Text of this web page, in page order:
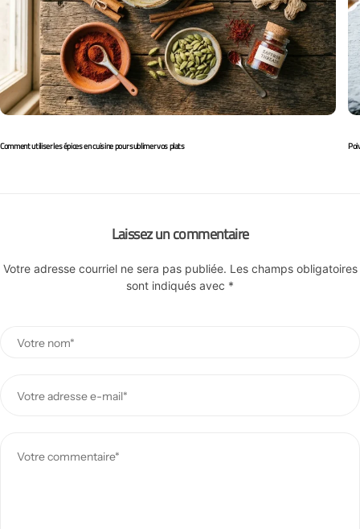
Comment utiliser les épices en cuisine pour sublimer vos plats
Laissez un commentaire
Votre adresse courriel ne sera pas publiée. Les champs obligatoires
sont indiqués avec *